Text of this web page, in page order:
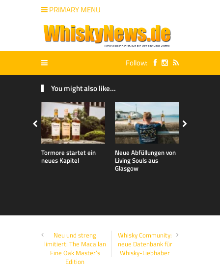
PRIMARY MENU
Follow:
You might also like...
Tormore startet ein
neues Kapitel
Neue Abfüllungen von
Living Souls aus
Glasgow
Neu und streng
limitiert: The Macallan
Fine Oak Master’s
Edition
Whisky Community:
neue Datenbank für
Whisky-Liebhaber